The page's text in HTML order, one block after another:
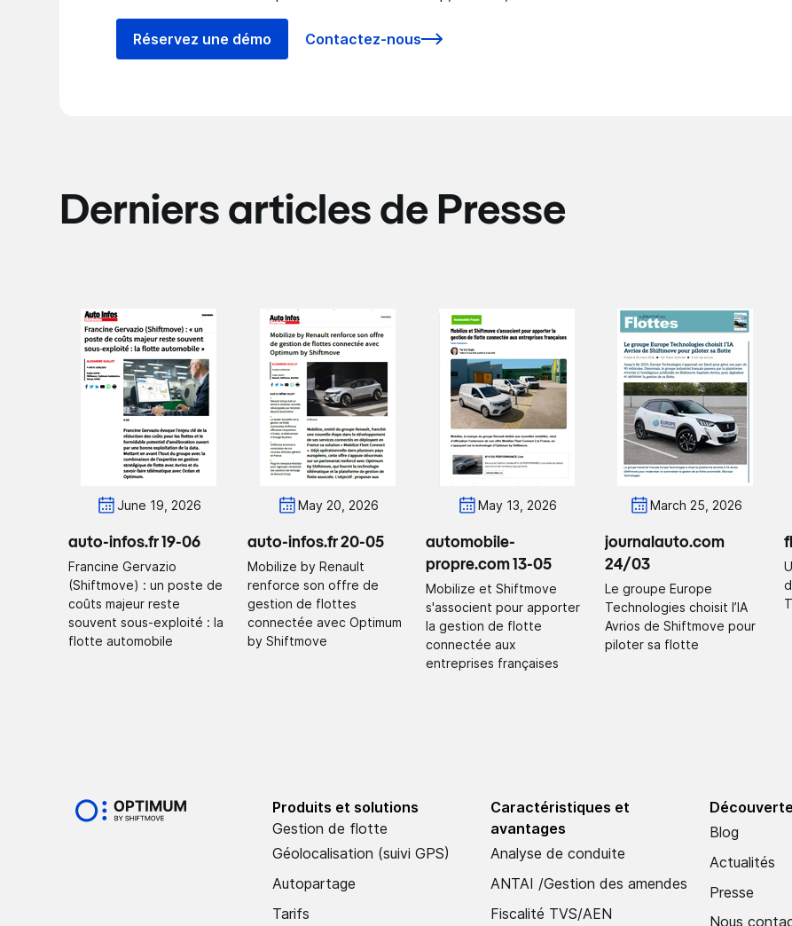
Réservez une démo Contactez-nous
Derniers articles de Presse
June 19, 2026
auto-infos.fr 19-06
Francine Gervazio
(Shiftmove) : un poste de
coûts majeur reste
souvent sous-exploité : la
flotte automobile
May 20, 2026
auto-infos.fr 20-05
Mobilize by Renault
renforce son offre de
gestion de flottes
connectée avec Optimum
by Shiftmove
May 13, 2026
automobile-
propre.com 13-05
Mobilize et Shiftmove
s'associent pour apporter
la gestion de flotte
connectée aux
entreprises françaises
March 25, 2026
journalauto.com
24/03
Le groupe Europe
Technologies choisit l’IA
Avrios de Shiftmove pour
piloter sa flotte
Produits et solutions
Gestion de flotte
Géolocalisation (suivi GPS)
Autopartage
Tarifs
Caractéristiques et
avantages
Analyse de conduite
ANTAI /Gestion des amendes
Fiscalité TVS/AEN
Blog
Actualités
Presse
Nous